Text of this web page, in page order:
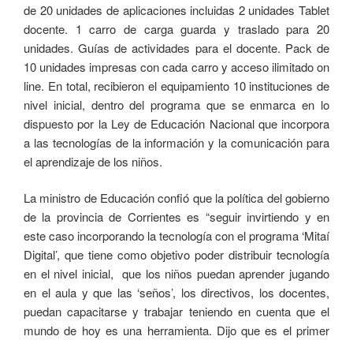
de 20 unidades de aplicaciones incluidas 2 unidades Tablet
docente. 1 carro de carga guarda y traslado para 20
unidades. Guías de actividades para el docente. Pack de
10 unidades impresas con cada carro y acceso ilimitado on
line. En total, recibieron el equipamiento 10 instituciones de
nivel inicial, dentro del programa que se enmarca en lo
dispuesto por la Ley de Educación Nacional que incorpora
a las tecnologías de la información y la comunicación para
el aprendizaje de los niños.
La ministro de Educación confió que la política del gobierno
de la provincia de Corrientes es “seguir invirtiendo y en
este caso incorporando la tecnología con el programa ‘Mitaí
Digital’, que tiene como objetivo poder distribuir tecnología
en el nivel inicial, que los niños puedan aprender jugando
en el aula y que las ‘seños’, los directivos, los docentes,
puedan capacitarse y trabajar teniendo en cuenta que el
mundo de hoy es una herramienta. Dijo que es el primer